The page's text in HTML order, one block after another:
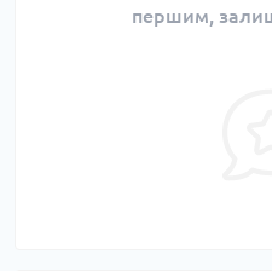
першим,